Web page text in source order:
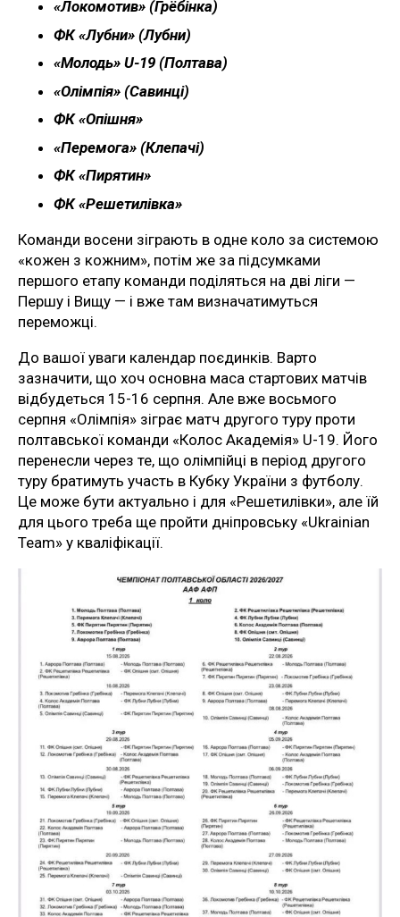
«Локомотив» (Грёбінка)
ФК «Лубни» (Лубни)
«Молодь» U-19 (Полтава)
«Олімпія» (Савинці)
ФК «Опішня»
«Перемога» (Клепачі)
ФК «Пирятин»
ФК «Решетилівка»
Команди восени зіграють в одне коло за системою
«кожен з кожним», потім же за підсумками
першого етапу команди поділяться на дві ліги —
Першу і Вищу — і вже там визначатимуться
переможці.
До вашої уваги календар поєдинків. Варто
зазначити, що хоч основна маса стартових матчів
відбудеться 15-16 серпня. Але вже восьмого
серпня «Олімпія» зіграє матч другого туру проти
полтавської команди «Колос Академія» U-19. Його
перенесли через те, що олімпійці в період другого
туру братимуть участь в Кубку України з футболу.
Це може бути актуально і для «Решетилівки», але їй
для цього треба ще пройти дніпровську «Ukrainian
Team» у кваліфікації.